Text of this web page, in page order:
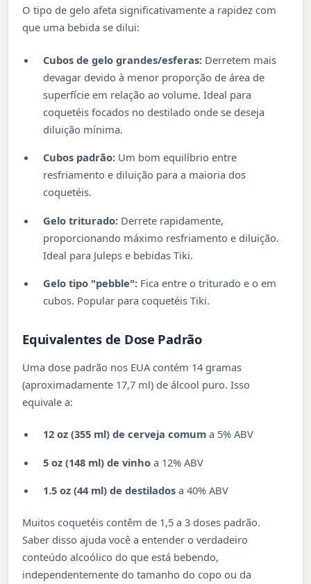
O tipo de gelo afeta significativamente a rapidez com
que uma bebida se dilui:
Cubos de gelo grandes/esferas: Derretem mais
devagar devido à menor proporção de área de
superfície em relação ao volume. Ideal para
coquetéis focados no destilado onde se deseja
diluição mínima.
Cubos padrão: Um bom equilíbrio entre
resfriamento e diluição para a maioria dos
coquetéis.
Gelo triturado: Derrete rapidamente,
proporcionando máximo resfriamento e diluição.
Ideal para Juleps e bebidas Tiki.
Gelo tipo "pebble": Fica entre o triturado e o em
cubos. Popular para coquetéis Tiki.
Equivalentes de Dose Padrão
Uma dose padrão nos EUA contém 14 gramas
(aproximadamente 17,7 ml) de álcool puro. Isso
equivale a:
12 oz (355 ml) de cerveja comum a 5% ABV
5 oz (148 ml) de vinho a 12% ABV
1.5 oz (44 ml) de destilados a 40% ABV
Muitos coquetéis contêm de 1,5 a 3 doses padrão.
Saber disso ajuda você a entender o verdadeiro
conteúdo alcoólico do que está bebendo,
independentemente do tamanho do copo ou da